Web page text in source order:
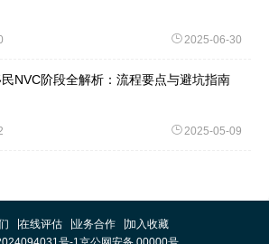
2025-06-30
NVC阶段全解析：流程要点与避坑指南
2025-05-09
在线评估 业务合作
加入收藏